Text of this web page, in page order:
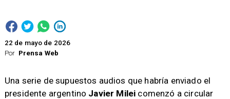
Por Prensa Web
22 de mayo de 2026
Una serie de supuestos audios que habría enviado el
presidente argentino Javier Milei comenzó a circular